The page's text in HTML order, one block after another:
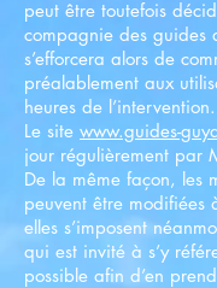
peut être toutefois
compagnie des guides
s’efforcera alors de
préalablement aux
heures de l’intervention.
Le site www.guides-
jour régulièrement par
De la même façon, les
peuvent être modifiées
elles s’imposent
qui est invité à s’y
possible afin d’en